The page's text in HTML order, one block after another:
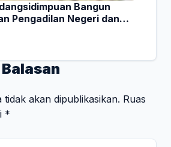
Bangun
Pengadilan Negeri dan
tidak akan dipublikasikan. Ruas
*